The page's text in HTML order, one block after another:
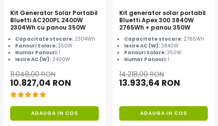
Acumulatori de stocare
Componente sisteme de balcon
Kit Generator Solar Portabil
Bluetti AC200PL 2400W
2304Wh cu panou 350W
Capacitate stocare: 2304Wh
Panouri Solare:350W
Numar Panouri:1
Iesire AC (W): 2400W
11.048,00 RON
10.827,04 RON
ADAUGA IN COS
Kit generator solar portabil
Bluetti Apex 300 3840W
2765Wh + panou 350W
Capacitate stocare: 2765Wh
Iesire AC (W):3840W
Panouri Solare:350W
Numar Panouri:1
14.218,00 RON
13.933,64 RON
ADAUGA IN COS